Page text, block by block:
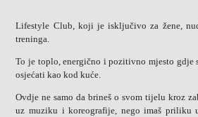
Lifestyle Club, koji je isključivo za žene,
treninga.
To je toplo, energično i pozitivno mjesto gdje
osjećati kao kod kuće.
Ovdje ne samo da brineš o svom tijelu kroz
uz muziku i koreografije, nego imaš priliku